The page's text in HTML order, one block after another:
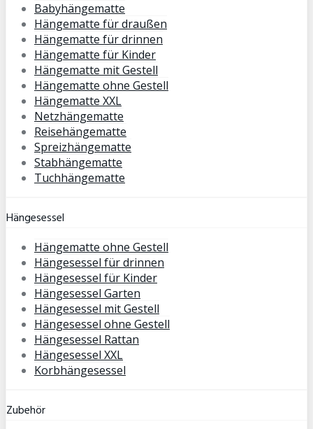
Babyhängematte
Hängematte für draußen
Hängematte für drinnen
Hängematte für Kinder
Hängematte mit Gestell
Hängematte ohne Gestell
Hängematte XXL
Netzhängematte
Reisehängematte
Spreizhängematte
Stabhängematte
Tuchhängematte
Hängesessel
Hängematte ohne Gestell
Hängesessel für drinnen
Hängesessel für Kinder
Hängesessel Garten
Hängesessel mit Gestell
Hängesessel ohne Gestell
Hängesessel Rattan
Hängesessel XXL
Korbhängesessel
Zubehör